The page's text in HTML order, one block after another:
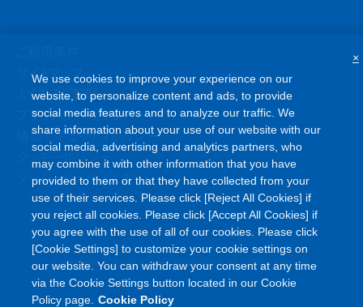
サイトマップ
よくあるご質問
プライバシーポリシー
情報セキュリティポリシー
クッキーポリシー
ソーシャルメディアポリシー
Copyright©Asahi Kasei Corporation. All rights reserved
We use cookies to improve your experience on our
website, to personalize content and ads, to provide
social media features and to analyze our traffic. We
share information about your use of our website with our
social media, advertising and analytics partners, who
may combine it with other information that you have
provided to them or that they have collected from your
use of their services. Please click [Reject All Cookies] if
you reject all cookies. Please click [Accept All Cookies] if
you agree with the use of all of our cookies. Please click
[Cookie Settings] to customize your cookie settings on
our website. You can withdraw your consent at any time
via the Cookie Settings button located in our Cookie
Policy page. Cookie Policy
×